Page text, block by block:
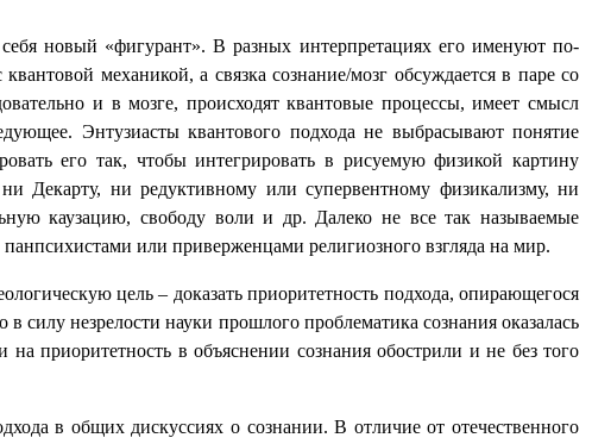
новый «фигурант». В разных интерпретациях его именуют по-
механикой, а связка сознание/мозг обсуждается в паре со
и в мозге, происходят квантовые процессы, имеет смысл
Энтузиасты квантового подхода не выбрасывают понятие
его так, чтобы интегрировать в рисуемую физикой картину
Декарту, ни редуктивному или супервентному физикализму, ни
каузацию, свободу воли и др. Далеко не все так называемые
или приверженцами религиозного взгляда на мир.
цель – доказать приоритетность подхода, опирающегося
незрелости науки прошлого проблематика сознания оказалась
приоритетность в объяснении сознания обострили и не без того
в общих дискуссиях о сознании. В отличие от отечественного